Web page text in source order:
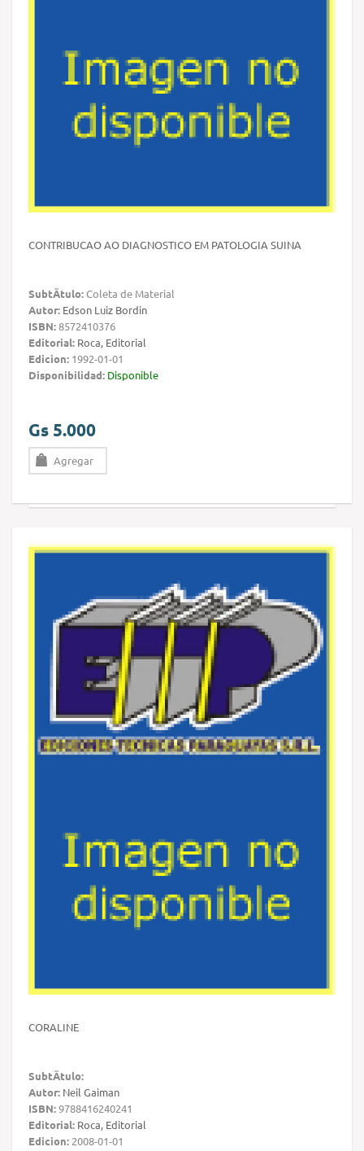
CONTRIBUCAO AO DIAGNOSTICO EM PATOLOGIA SUINA
SubtÃ­tulo:Coleta de Material
Autor: Edson Luiz Bordin
ISBN:8572410376
Editorial: Roca, Editorial
Edicion: 1992-01-01
Disponibilidad: Disponible
Gs 5.000
Agregar
CORALINE
SubtÃ­tulo:
Autor: Neil Gaiman
ISBN:9788416240241
Editorial: Roca, Editorial
Edicion: 2008-01-01